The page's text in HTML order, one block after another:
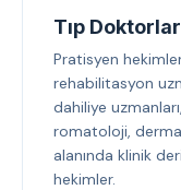
Tıp
Pratisyen
rehabilitasyon
dahiliye
romatoloji,
alanında klinik
hekimler.